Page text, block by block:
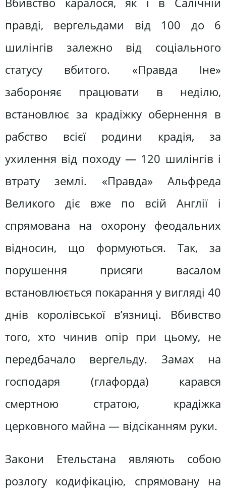
правді, вергельдами від 100 до 6
шилінгів залежно від соціального
статусу вбитого. «Правда Іне»
забороняє працювати в неділю,
встановлює за крадіжку обернення в
рабство всієї родини крадія, за
ухилення від походу — 120 шилінгів і
втрату землі. «Правда» Альфреда
Великого діє вже по всій Англії і
спрямована на охорону феодальних
відносин, що формуються. Так, за
порушення присяги васалом
встановлюється покарання у вигляді 40
днів королівської в’язниці. Вбивство
того, хто чинив опір при цьому, не
передбачало вергельду. Замах на
господаря (глафорда) карався
смертною стратою, крадіжка
церковного майна — відсіканням руки.
Закони Етельстана являють собою
розлогу кодифікацію, спрямовану на